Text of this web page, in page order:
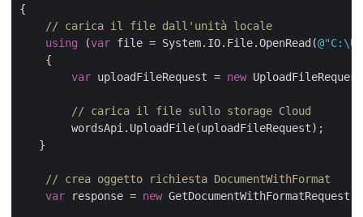
{
// carica il file dall'unità locale
using (var file = System.IO.File.OpenRead(
    {
var uploadFileRequest = new
// carica il file sullo storage Cloud
        wordsApi.UploadFile(uploadFileRequest);
   }
// crea oggetto richiesta DocumentWithFormat
var response = new